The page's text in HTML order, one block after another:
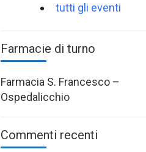
tutti gli eventi
Farmacie di turno
Farmacia S. Francesco –
Ospedalicchio
Commenti recenti